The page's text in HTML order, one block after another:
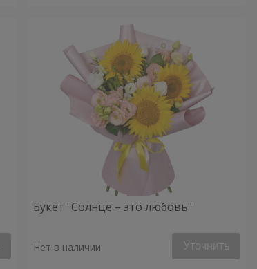
Букет "Солнце – это любовь"
Нет в наличии Уточнить